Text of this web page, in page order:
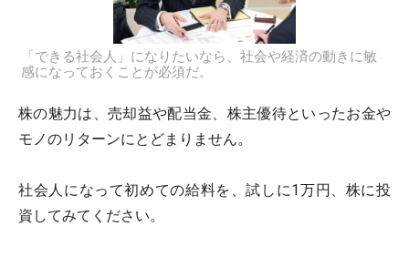
「できる社会人」になりたいなら、社会や経済の動きに敏
感になっておくことが必須だ。
株の魅力は、売却益や配当金、株主優待といったお金や
モノのリターンにとどまりません。
社会人になって初めての給料を、試しに1万円、株に投
資してみてください。